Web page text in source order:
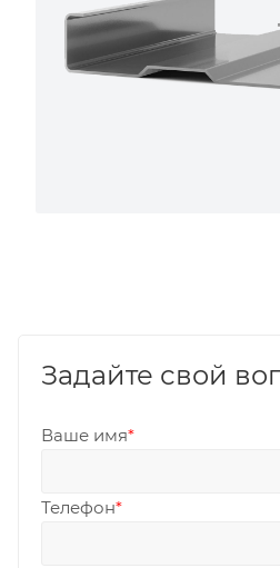
Задайте свой
Ваше имя*
Телефон*